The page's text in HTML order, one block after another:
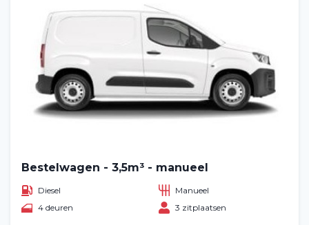
Bestelwagen - 3,5m³ - manueel
Diesel
Manueel
4 deuren
3 zitplaatsen